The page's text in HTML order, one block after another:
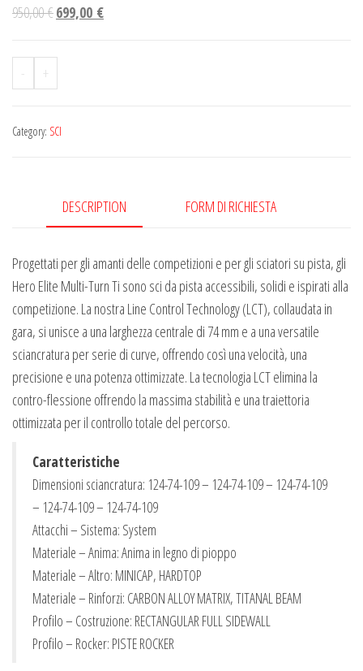
950,00€699,00 €
- +
Category: SCI
DESCRIPTION FORM DI RICHIESTA
Progettati per gli amanti delle competizioni e per gli sciatori su pista, gli
Hero Elite Multi-Turn Ti sono sci da pista accessibili, solidi e ispirati alla
competizione. La nostra Line Control Technology (LCT), collaudata in
gara, si unisce a una larghezza centrale di 74 mm e a una versatile
sciancratura per serie di curve, offrendo così una velocità, una
precisione e una potenza ottimizzate. La tecnologia LCT elimina la
contro-flessione offrendo la massima stabilità e una traiettoria
ottimizzata per il controllo totale del percorso.
Caratteristiche
Dimensioni sciancratura: 124-74-109 – 124-74-109 – 124-74-109
– 124-74-109 – 124-74-109
Attacchi – Sistema: System
Materiale – Anima: Anima in legno di pioppo
Materiale – Altro: MINICAP, HARDTOP
Materiale – Rinforzi: CARBON ALLOY MATRIX, TITANAL BEAM
Profilo – Costruzione: RECTANGULAR FULL SIDEWALL
Profilo – Rocker: PISTE ROCKER